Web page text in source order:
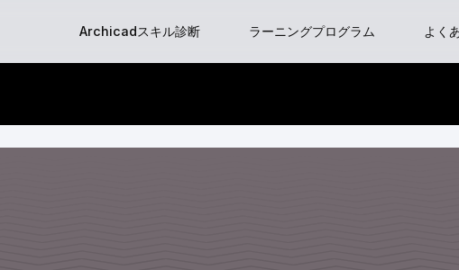
Skip
to
Archicadスキル診断 ラーニングプログラム よく